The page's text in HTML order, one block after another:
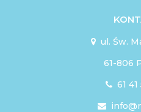
ul. Św.
61-806
 61 41
